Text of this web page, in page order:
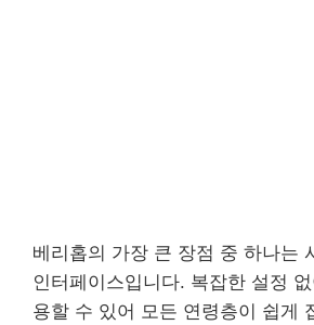
베리홉의 가장 큰 장점 중 하나는
인터페이스입니다. 복잡한 설정
용할 수 있어 모든 연령층이 쉽게